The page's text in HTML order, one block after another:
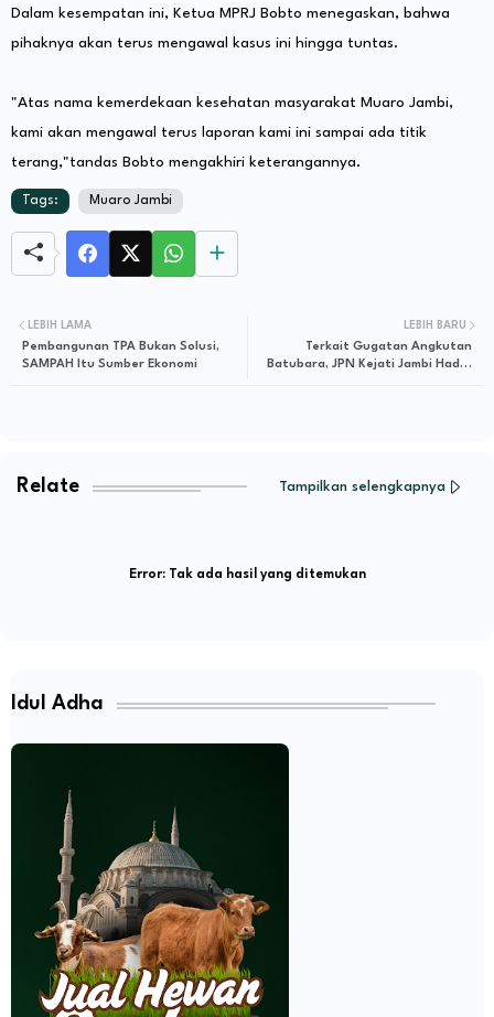
Dalam kesempatan ini, Ketua MPRJ Bobto menegaskan, bahwa
pihaknya akan terus mengawal kasus ini hingga tuntas.
"Atas nama kemerdekaan kesehatan masyarakat Muaro Jambi,
kami akan mengawal terus laporan kami ini sampai ada titik
terang,"tandas Bobto mengakhiri keterangannya.
Tags: Muaro Jambi
LEBIH BARU
Terkait Gugatan Angkutan
Batubara, JPN Kejati Jambi Hadiri
LEBIH LAMA
Pembangunan TPA Bukan Solusi,
SAMPAH Itu Sumber Ekonomi
Relate Tampilkan selengkapnya
Error:Tak ada hasil yang ditemukan
Idul Adha